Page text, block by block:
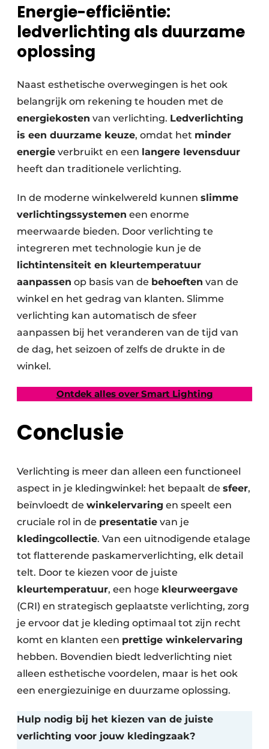
Energie-efficiëntie:
ledverlichting als duurzame
oplossing
Naast esthetische overwegingen is het ook
belangrijk om rekening te houden met de
energiekosten van verlichting. Ledverlichting
is een duurzame keuze, omdat het minder
energie verbruikt en een langere levensduur
heeft dan traditionele verlichting.
In de moderne winkelwereld kunnen slimme
verlichtingssystemen een enorme
meerwaarde bieden. Door verlichting te
integreren met technologie kun je de
lichtintensiteit en kleurtemperatuur
aanpassen op basis van de behoeften van de
winkel en het gedrag van klanten. Slimme
verlichting kan automatisch de sfeer
aanpassen bij het veranderen van de tijd van
de dag, het seizoen of zelfs de drukte in de
winkel.
Ontdek alles over Smart Lighting
Conclusie
Verlichting is meer dan alleen een functioneel
aspect in je kledingwinkel: het bepaalt de sfeer,
beïnvloedt de winkelervaring en speelt een
cruciale rol in de presentatie van je
kledingcollectie. Van een uitnodigende etalage
tot flatterende paskamerverlichting, elk detail
telt. Door te kiezen voor de juiste
kleurtemperatuur, een hoge kleurweergave
(CRI) en strategisch geplaatste verlichting, zorg
je ervoor dat je kleding optimaal tot zijn recht
komt en klanten een prettige winkelervaring
hebben. Bovendien biedt ledverlichting niet
alleen esthetische voordelen, maar is het ook
een energiezuinige en duurzame oplossing.
Hulp nodig bij het kiezen van de juiste
verlichting voor jouw kledingzaak?